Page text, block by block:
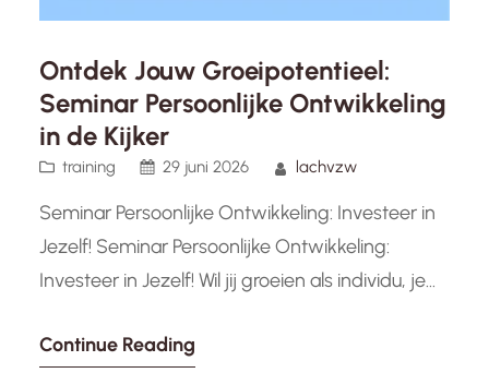
Ontdek Jouw Groeipotentieel:
Seminar Persoonlijke Ontwikkeling
in de Kijker
training 29 juni 2026 lachvzw
Seminar Persoonlijke Ontwikkeling: Investeer in
Jezelf! Seminar Persoonlijke Ontwikkeling:
Investeer in Jezelf! Wil jij groeien als individu, je
potentieel volledig benutten? Dan is een
Continue Reading